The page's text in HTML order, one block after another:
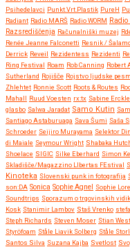
Psihedelavci Punkt.Vrt.Plastik PureH
Radiant Radio MARŠ Radio WORM
Razsrediščenja Računalniški muzej
Renée Jeanne Falconetti Resnik /
Derrick Reveil Rezidentess Rezidenti
Ring Festival Roam Rob Canning Robert
Sutherland Rojišče Rojstvo ljudske
Zhlehtet Ronnie Scott Roots & Routes
Mahall Ruud Voesten rx:tx Sabine
glasbo Salwa Jaradat Samo Kutin
Santiago Astaburuaga Sava Šumi Saša
Schroeder Seijiro Murayama Selektor
di Maiale Seymour Wright Shabaka
Shoelace SIGIC Silke Eberhard Simon
Skladišče/Magazzino LIbertas FEstival
Kinoteka Slovenski punk in fotografija
son:DA Sonica Sophie Agnel Sophie
Soundtrips Sporazum o trgovinskih
Kosk Stanimir Lambov Staš Vrenko
Steph Richards Steven Moser Stian
Styröfoam Ståle Liavik Solberg Ståle
Santos Silva Suzana Kajba Svetlost